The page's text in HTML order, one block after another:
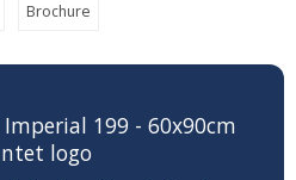
Brochure
199 - 60x90cm
logo